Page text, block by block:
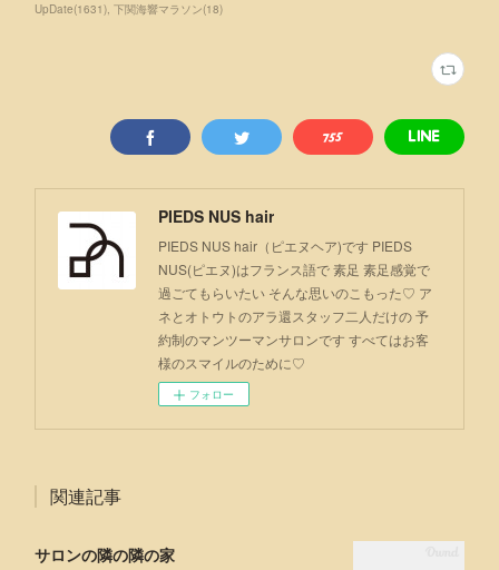
UpDate(1631) 下関海響マラソン(18)
PIEDS NUS hair
PIEDS NUS hair（ピエヌヘア)です PIEDS
NUS(ピエヌ)はフランス語で 素足 素足感覚で
過ごてもらいたい そんな思いのこもった♡ ア
ネとオトウトのアラ還スタッフ二人だけの 予
約制のマンツーマンサロンです すべてはお客
様のスマイルのために♡
フォロー
関連記事
サロンの隣の隣の家